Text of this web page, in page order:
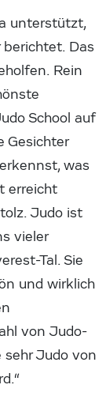
unterstützt,
Das
Rein
School auf
Gesichter
was
erreicht
Judo ist
vieler
Tal. Sie
und wirklich
von Judo-
sehr Judo von